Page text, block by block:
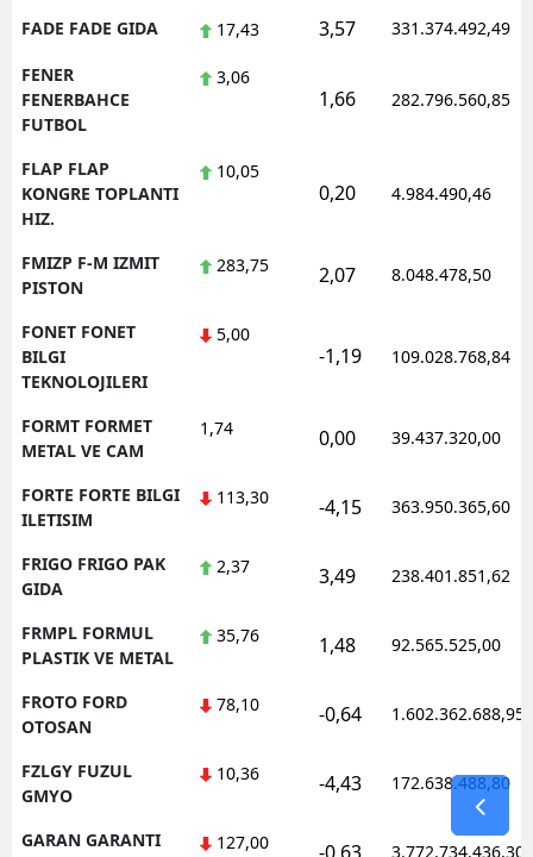
FADE FADE GIDA 17,43 3,57 331.374.492,49
FENER
FENERBAHCE
FUTBOL
3,06
1,66 282.796.560,85
FLAP FLAP
KONGRE TOPLANTI
HIZ.
10,05
0,20 4.984.490,46
FMIZP F-M IZMIT
PISTON
283,75 2,07 8.048.478,50
FONET FONET
BILGI
TEKNOLOJILERI
5,00
-1,19 109.028.768,84
FORMT FORMET
METAL VE CAM
1,74 0,00 39.437.320,00
FORTE FORTE BILGI
ILETISIM
113,30 -4,15 363.950.365,60
FRIGO FRIGO PAK
GIDA
2,37 3,49 238.401.851,62
FRMPL FORMUL
PLASTIK VE METAL
35,76 1,48 92.565.525,00
FROTO FORD
OTOSAN
78,10 -0,64 1.602.362.688,95
FZLGY FUZUL
GMYO
10,36 -4,43 172.638.488,80
GARAN GARANTI
127,00 3.772.734.436,30